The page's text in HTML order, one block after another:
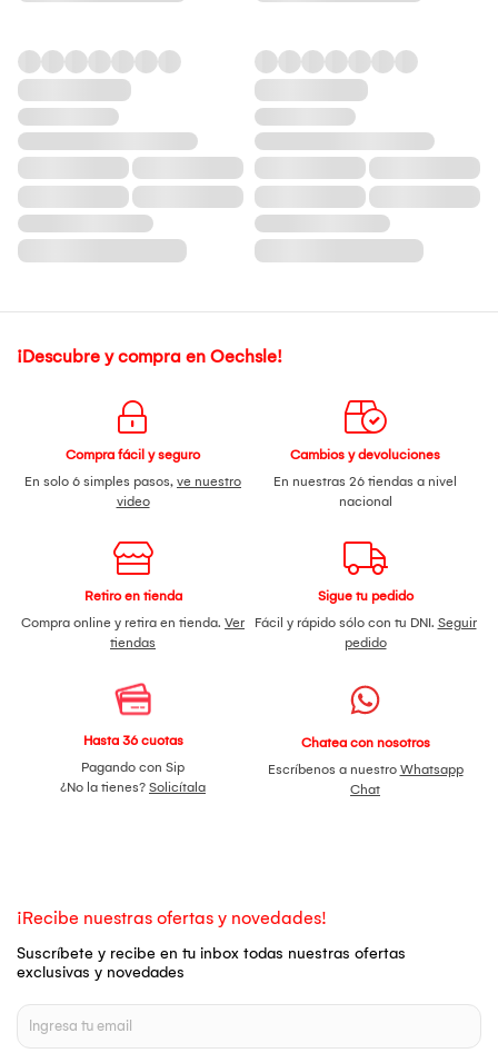
¡Descubre y compra en Oechsle!
Compra fácil y seguro
En solo 6 simples pasos, ve nuestro
video
Cambios y devoluciones
En nuestras 26 tiendas a nivel
nacional
Retiro en tienda
Compra online y retira en tienda. Ver
tiendas
Sigue tu pedido
Fácil y rápido sólo con tu DNI. Seguir
pedido
Hasta 36 cuotas
Pagando con Sip
¿No la tienes? Solicítala
Chatea con nosotros
Escríbenos a nuestro Whatsapp
Chat
¡Recibe nuestras ofertas y novedades!
Suscríbete y recibe en tu inbox todas nuestras ofertas
exclusivas y novedades